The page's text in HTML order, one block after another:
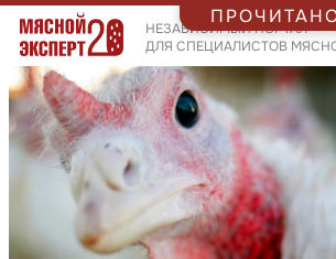
НЕЗАВИСИМЫЙ ПОРТАЛ
ДЛЯ СПЕЦИАЛИСТОВ